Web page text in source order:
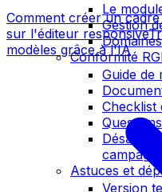
Le
Gestion
Conformité
Guide de
Checklist
campagne
Astuces et
Version
Comment créer un
sur l'éditeur responsive
modèles grâce à l'IA